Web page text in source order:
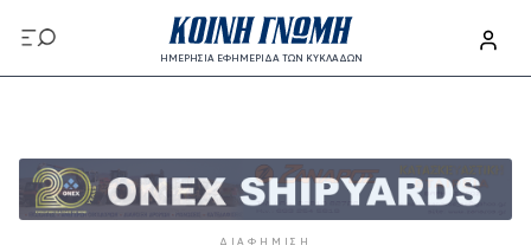
Παράκαμψη προς το κυρίως περιεχόμενο
ΗΜΕΡΗΣΙΑ ΕΦΗΜΕΡΙΔΑ ΤΩΝ ΚΥΚΛΑΔΩΝ
ΔΙΑΦΉΜΙΣΗ